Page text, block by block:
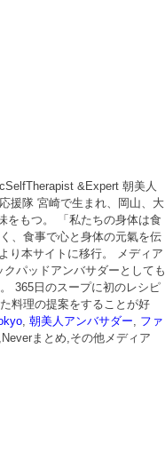
&Expert 朝美人
援隊 宮崎で生まれ、岡山、大
をもつ。 「私たちの身体は食
、食事で心と身体の元氣を伝
り本サイトに移行。 メディア
パッドアンバサダーとしても
365日のスープに初のレシピ
料理の提案をすることが好
,朝美人アンバサダー, ファ
まとめ,その他メディア